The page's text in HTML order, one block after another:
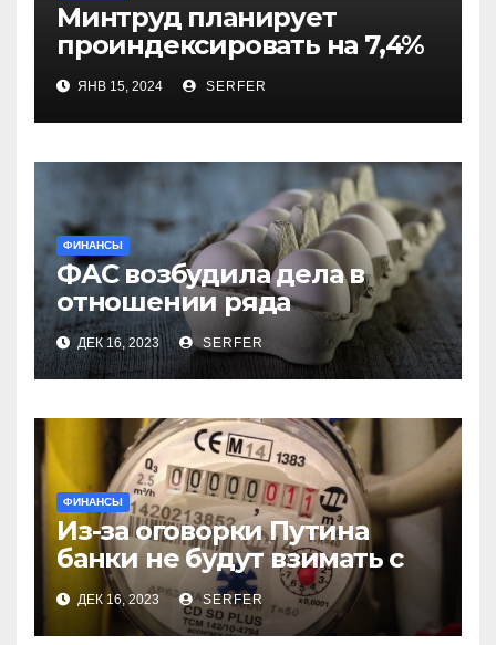
Минтруд планирует
проиндексировать на 7,4%
более 40 выплат и
компенсаций
ЯНВ 15, 2024 SERFER
ФИНАНСЫ
ФАС возбудила дела в
отношении ряда
региональных
производителей куриных
яиц
ДЕК 16, 2023 SERFER
ФИНАНСЫ
Из-за оговорки Путина
банки не будут взимать с
пенсионеров
комиссионные за ЖКХ
ДЕК 16, 2023 SERFER